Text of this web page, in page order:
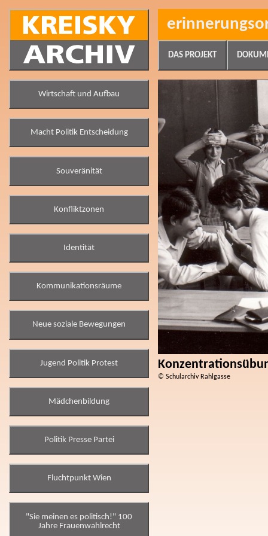
DAS PROJEKT
Wirtschaft und Aufbau
Macht Politik Entscheidung
Souveränität
Konfliktzonen
Identität
Kommunikationsräume
Neue soziale Bewegungen
Jugend Politik Protest
Mädchenbildung
Politik Presse Partei
Fluchtpunkt Wien
"Sie meinen es politisch!" 100
Jahre Frauenwahlrecht
© Schularchiv Rahlgasse